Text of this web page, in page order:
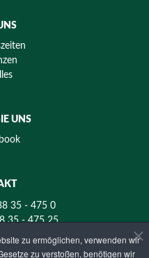
zu ermöglichen, verwenden wir
zu verstoßen, benötigen wir
UNS
35 - 475 0
35 - 475 25
mier.de